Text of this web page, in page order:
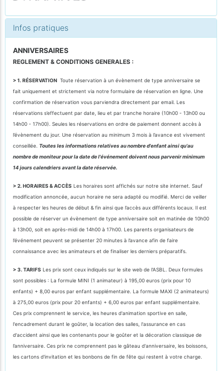
Infos pratiques
ANNIVERSAIRES
REGLEMENT & CONDITIONS GENERALES :
> 1. RÉSERVATION Toute réservation à un évènement de type anniversaire se
fait uniquement et strictement via notre formulaire de réservation en ligne. Une
confirmation de réservation vous parviendra directement par email. Les
réservations s’effectuent par date, lieu et par tranche horaire (10h00 - 13h00 ou
14h00 - 17h00). Seules les réservations en ordre de paiement donnent accès à
l’évènement du jour. Une réservation au minimum 3 mois à l’avance est vivement
conseillée. Toutes les informations relatives au nombre d'enfant ainsi qu'au
nombre de moniteur pour la date de l'événement doivent nous parvenir minimum
14 jours calendriers avant la date réservée.
> 2. HORAIRES & ACCÈS Les horaires sont affichés sur notre site internet. Sauf
modification annoncée, aucun horaire ne sera adapté ou modifié. Merci de veiller
à respecter les heures de début & fin ainsi que l’accès aux différents locaux. Il est
possible de réserver un évènement de type anniversaire soit en matinée de 10h00
à 13h00, soit en après-midi de 14h00 à 17h00. Les parents organisateurs de
l’événement peuvent se présenter 20 minutes à l’avance afin de faire
connaissance avec les animateurs et de finaliser les derniers préparatifs.
> 3. TARIFS Les prix sont ceux indiqués sur le site web de l'ASBL. Deux formules
sont possibles : La formule MINI (1 animateur) à 195,00 euros (prix pour 10
enfants) + 8,00 euros par enfant supplémentaire. La formule MAXI (2 animateurs)
à 275,00 euros (prix pour 20 enfants) + 6,00 euros par enfant supplémentaire.
Ces prix comprennent le service, les heures d'animation sportive en salle,
l'encadrement durant le goûter, la location des salles, l'assurance en cas
d'accident ainsi que les contenants pour le goûter et la décoration classique de
l’anniversaire. Ces prix ne comprennent pas le gâteau d'anniversaire, les boissons,
les cartons d'invitation et les bonbons de fin de fête qui restent à votre charge.